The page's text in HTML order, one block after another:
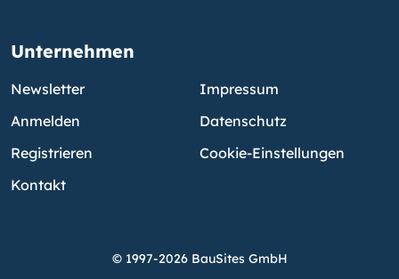
Unternehmen
Newsletter
Anmelden
Registrieren
Kontakt
Impressum
Datenschutz
Cookie-Einstellungen
© 1997-2026 BauSites GmbH